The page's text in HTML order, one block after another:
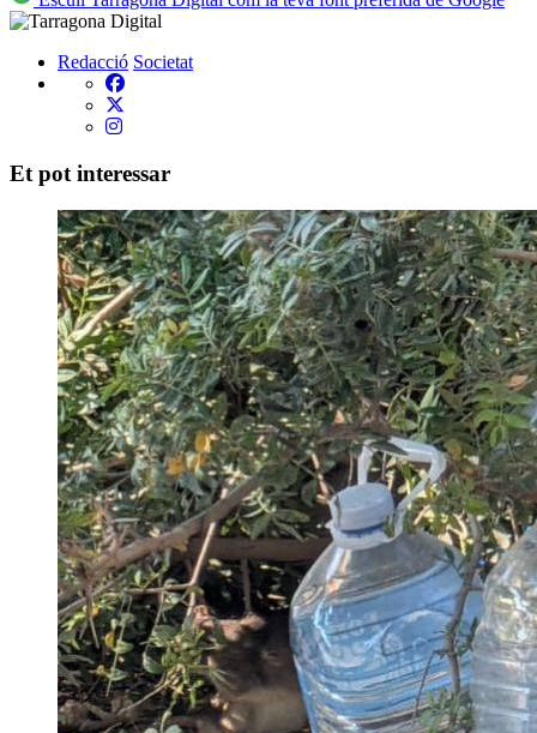
Redacció Societat
Et pot interessar